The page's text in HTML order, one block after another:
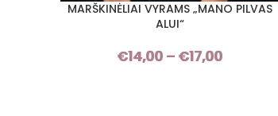
PASIRINKTI SAVYBES
MARŠKINĖLIAI VYRAMS „MANO PILVAS
ALUI“
€14,00 – €17,00